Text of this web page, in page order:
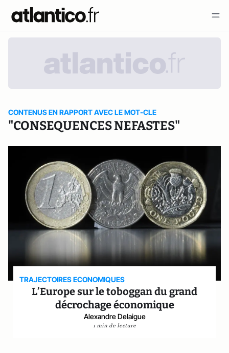
CONTENUS EN RAPPORT AVEC LE MOT-CLE
"CONSEQUENCES NEFASTES"
TRAJECTOIRES ECONOMIQUES
L’Europe sur le toboggan du grand
décrochage économique
Alexandre Delaigue
1 min de lecture